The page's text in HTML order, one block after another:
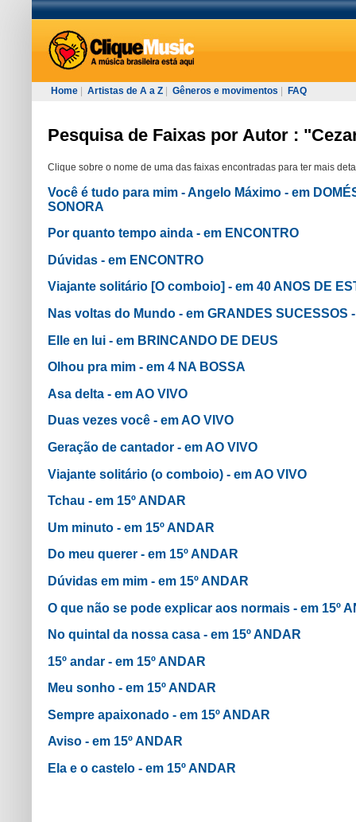
Home Artistas de A a Z Gêneros e movimentos FAQ
Pesquisa de Faixas por Autor :
Clique sobre o nome de uma das faixas encontradas para ter mais
Você é tudo para mim - Angelo Máximo - em
SONORA
Por quanto tempo ainda - em ENCONTRO
Dúvidas - em ENCONTRO
Viajante solitário [O comboio] - em 40 ANOS DE
Nas voltas do Mundo - em GRANDES SUCESSOS
Elle en lui - em BRINCANDO DE DEUS
Olhou pra mim - em 4 NA BOSSA
Asa delta - em AO VIVO
Duas vezes você - em AO VIVO
Geração de cantador - em AO VIVO
Viajante solitário (o comboio) - em AO VIVO
Tchau - em 15º ANDAR
Um minuto - em 15º ANDAR
Do meu querer - em 15º ANDAR
Dúvidas em mim - em 15º ANDAR
O que não se pode explicar aos normais - em 15º
No quintal da nossa casa - em 15º ANDAR
15º andar - em 15º ANDAR
Meu sonho - em 15º ANDAR
Sempre apaixonado - em 15º ANDAR
Aviso - em 15º ANDAR
Ela e o castelo - em 15º ANDAR